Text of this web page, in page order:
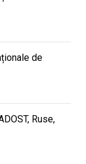
de
Ruse,